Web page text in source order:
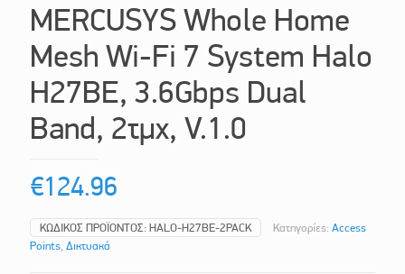
MERCUSYS Whole Home
Mesh Wi-Fi 7 System Halo
H27BE, 3.6Gbps Dual
Band, 2τμχ, V.1.0
€124.96
ΚΩΔΙΚΌΣ ΠΡΟΪΌΝΤΟΣ: HALO-H27BE-2PACK Κατηγορίες: Access
Points Δικτυακά